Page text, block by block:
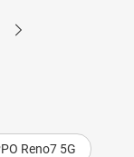
Reno7 5G